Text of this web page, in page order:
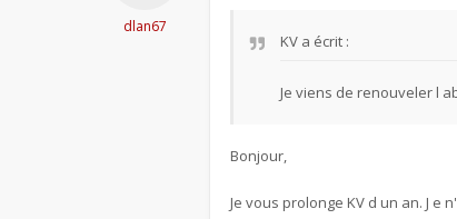
dlan67
KV a écrit :
Je viens de renouveler l
Bonjour,
Je vous prolonge KV d un an. J e